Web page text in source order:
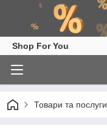
Shop For You
Товари та послуги